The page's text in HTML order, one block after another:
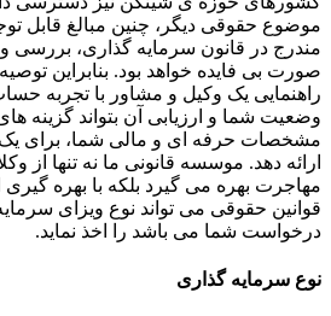
موضوع حقوقی دیگر، چنین مبالغ قابل
مندرج در قانون سرمایه گذاری، بررسی
صورت بی فایده خواهد بود. بنابراین
راهنمایی یک وکیل و مشاور با تجربه
وضعیت شما و ارزیابی آن بتواند گزینه
مشخصات حرفه ای و مالی شما، برای یک
ارائه دهد. موسسه قانونی ما نه تنها از
مهاجرت بهره می گیرد بلکه با بهره
قوانین حقوقی می تواند نوع ویزای
درخواست شما می باشد را اخذ نماید.
نوع سرمایه گذاری